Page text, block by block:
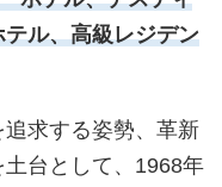
ル、高級レジデン
求する姿勢、革新
台として、1968年